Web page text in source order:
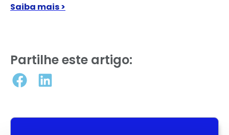
Saiba mais >
Partilhe este artigo: